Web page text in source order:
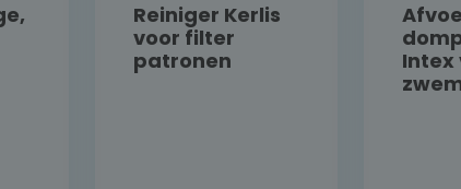
Reiniger Kerlis
voor filter
patronen
Intex